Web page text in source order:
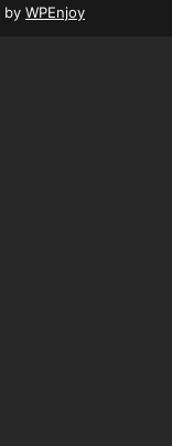
by WPEnjoy